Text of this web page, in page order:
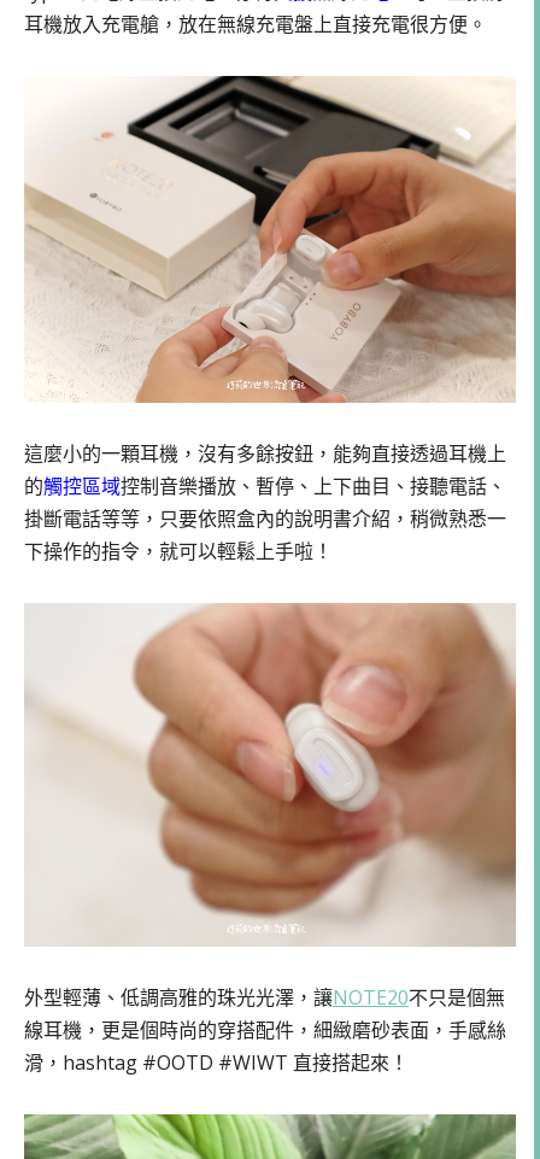
耳機放入充電艙，放在無線充電盤上直接充電很方便。
這麼小的一顆耳機，沒有多餘按鈕，能夠直接透過耳機上
的觸控區域控制音樂播放、暫停、上下曲目、接聽電話、
掛斷電話等等，只要依照盒內的說明書介紹，稍微熟悉一
下操作的指令，就可以輕鬆上手啦！
外型輕薄、低調高雅的珠光光澤，讓NOTE20不只是個無
線耳機，更是個時尚的穿搭配件，細緻磨砂表面，手感絲
滑，hashtag #OOTD #WIWT 直接搭起來！